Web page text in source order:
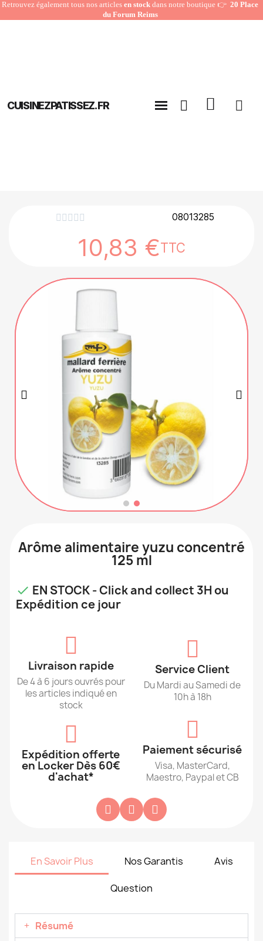
Retrouvez également tous nos articles en stock dans notre boutique 👉20 Place
du Forum Reims
CUISINEZPATISSEZ.FR
     08013285
10,83 €TTC
Arôme alimentaire yuzu concentré
125 ml
 EN STOCK - Click and collect 3H ou
Expédition ce jour
Livraison rapide
De 4 à 6 jours ouvrés pour
les articles indiqué en
stock
Expédition offerte
en Locker Dès 60€
d'achat*
Service Client
Du Mardi au Samedi de
10h à 18h
Paiement sécurisé
Visa, MasterCard,
Maestro, Paypal et CB
En Savoir Plus Nos Garantis Avis
Question
Résumé